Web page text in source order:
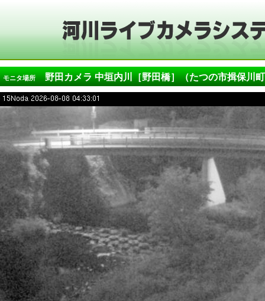
モニタ場所野田カメラ 中垣内川［野田橋］（たつの市揖保川